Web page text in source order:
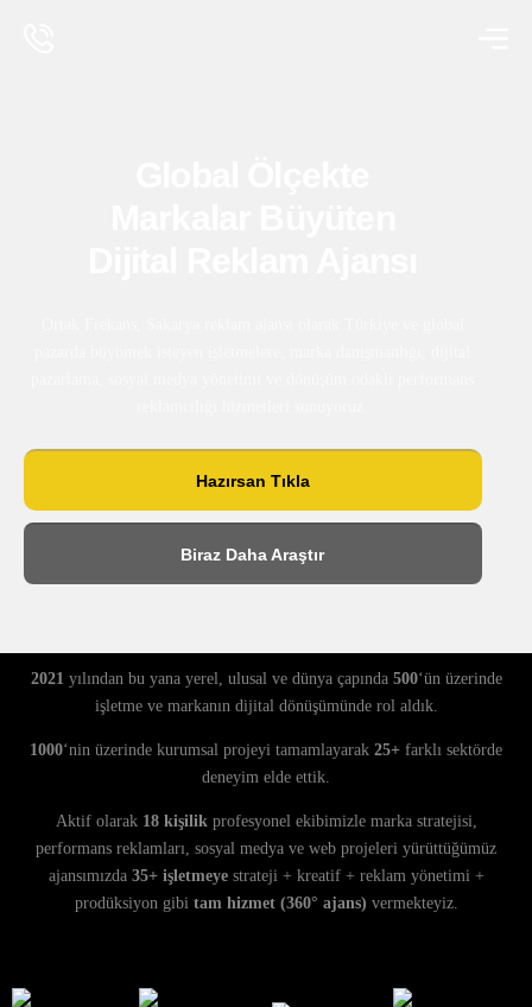
Hazırsan Tıkla
Biraz Daha Araştır
2021 yılından bu yana yerel, ulusal ve dünya çapında 500‘ün üzerinde
işletme ve markanın dijital dönüşümünde rol aldık.
1000‘nin üzerinde kurumsal projeyi tamamlayarak 25+ farklı sektörde
deneyim elde ettik.
Aktif olarak 18 kişilikprofesyonel ekibimizle marka stratejisi,
performans reklamları, sosyal medya ve web projeleri yürüttüğümüz
ajansımızda 35+ işletmeyestrateji + kreatif + reklam yönetimi +
prodüksiyon gibi tam hizmet (360° ajans) vermekteyiz.